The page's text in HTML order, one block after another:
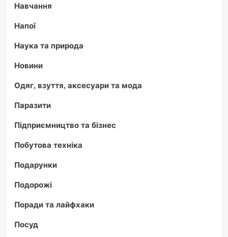
Навчання
Напої
Наука та природа
Новини
Одяг, взуття, аксесуари та мода
Паразити
Підприємництво та бізнес
Побутова техніка
Подарунки
Подорожі
Поради та лайфхаки
Посуд